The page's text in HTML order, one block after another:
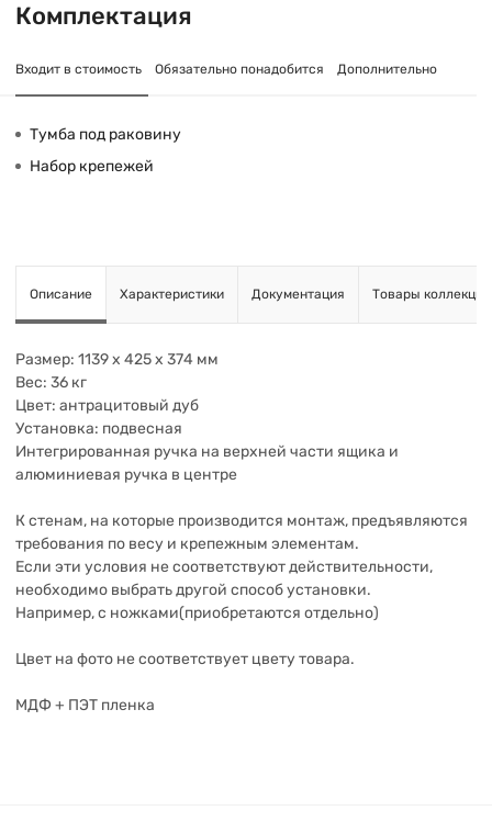
Комплектация
Входит в стоимость Обязательно понадобится Дополнительно
Тумба под раковину
Набор крепежей
Описание Характеристики Документация Товары коллекции
Размер: 1139 x 425 x 374 мм
Вес: 36 кг
Цвет: антрацитовый дуб
Установка: подвесная
Интегрированная ручка на верхней части ящика и
алюминиевая ручка в центре
К стенам, на которые производится монтаж, предъявляются
требования по весу и крепежным элементам.
Если эти условия не соответствуют действительности,
необходимо выбрать другой способ установки.
Например, с ножками(приобретаются отдельно)
Цвет на фото не соответствует цвету товара.
МДФ + ПЭТ пленка